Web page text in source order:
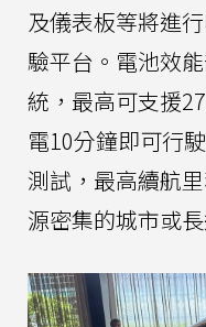
及儀表板等將進
驗平台。電池效
統，最高可支援
電10分鐘即可行
測試，最高續航
源密集的城市或